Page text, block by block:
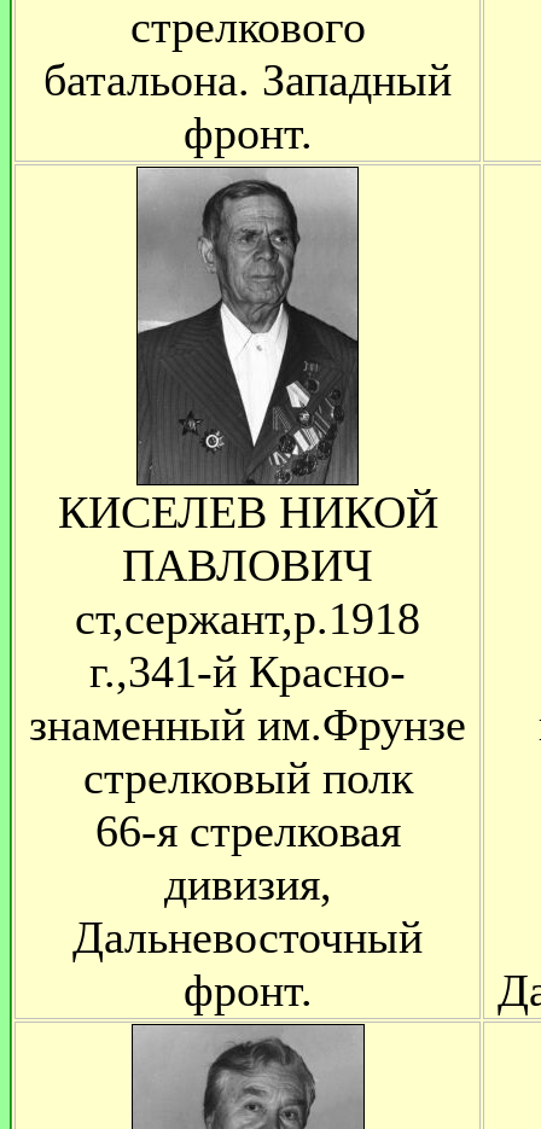
стрелкового
батальона. Западный
фронт.
КИСЕЛЕВ НИКОЙ
ПАВЛОВИЧ
ст,сержант,р.1918
г.,341-й Красно-
знаменный им.Фрунзе
стрелковый полк
66-я стрелковая
дивизия,
Дальневосточный
фронт.